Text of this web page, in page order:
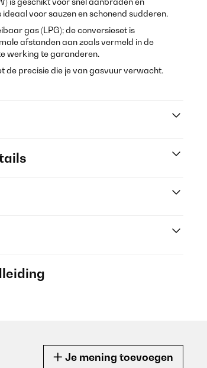
voor sauzen en schonend sudderen.
gas (LPG); de conversieset is
afstanden aan zoals vermeld in de
werking te garanderen.
de precisie die je van gasvuur verwacht.
Je mening toevoegen